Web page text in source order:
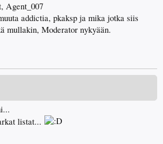
Agent_007
addictia, pkaksp ja mika jotka siis
mullakin, Moderator nykyään.
listat...